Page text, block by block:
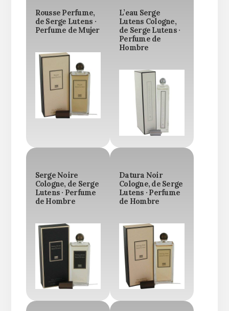
Rousse Perfume,
de Serge Lutens ·
Perfume de Mujer
L’eau Serge
Lutens Cologne,
de Serge Lutens ·
Perfume de
Hombre
Serge Noire
Cologne, de Serge
Lutens · Perfume
de Hombre
Datura Noir
Cologne, de Serge
Lutens · Perfume
de Hombre